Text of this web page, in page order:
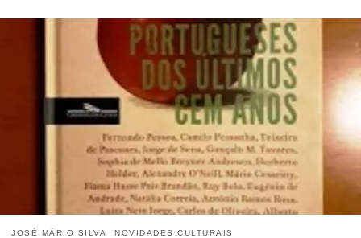
JOSÉ MÁRIO SILVA NOVIDADES CULTURAIS